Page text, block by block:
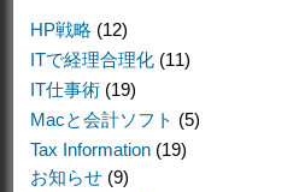
HP戦略 (12)
ITで経理合理化 (11)
IT仕事術 (19)
Macと会計ソフト (5)
Tax Information (19)
お知らせ (9)